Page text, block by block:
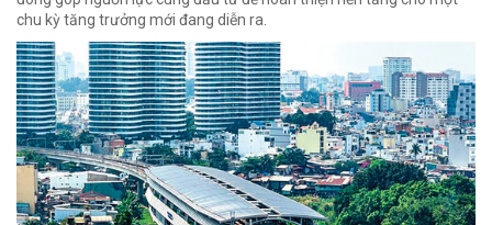
chu kỳ tăng trưởng mới đang diễn ra.